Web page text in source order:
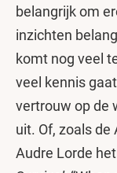
belangrijk om
inzichten
komt nog veel
veel kennis
vertrouw op de
uit. Of, zoals
Audre Lorde